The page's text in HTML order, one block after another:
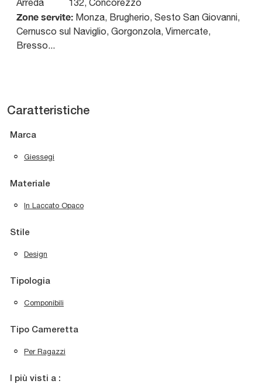
Arreda 132, Concorezzo
Zone servite: Monza, Brugherio, Sesto San Giovanni,
Cernusco sul Naviglio, Gorgonzola, Vimercate,
Bresso...
Caratteristiche
Marca
Giessegi
Materiale
In Laccato Opaco
Stile
Design
Tipologia
Componibili
Tipo Cameretta
Per Ragazzi
I più visti a :